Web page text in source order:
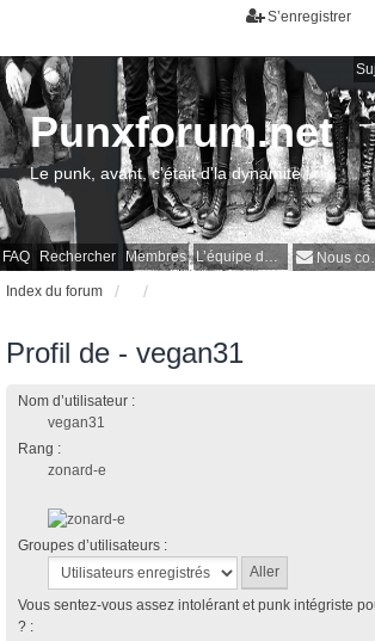
S’enregistrer
FAQ Rechercher Membres L’équipe du forum Nous contacter
Punxforum.net
Le punk, avant, c'était d'la dynamite !
Index du forum
Profil de - vegan31
Nom d’utilisateur :
vegan31
Rang :
zonard-e
Groupes d’utilisateurs :
Vous sentez-vous assez intolérant et punk intégriste
? :